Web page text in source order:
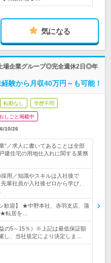
気になる
場企業グループ◎完全週休2日◎年
験から月収40万円～も可能！
転勤なし 学歴不問
しごと掲載中
10/26
”／求人に書いてあることは全部
建住宅の用地仕入れに関する業務
用／知識やスキルは入社後で
輩社員が入社後ゼロから学び、
歓迎】 ★中野本社、赤羽支店、蒲
★転居を…
の5～15％）※上記は最低保証額
、当社規定により決定しま…